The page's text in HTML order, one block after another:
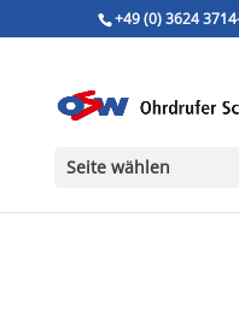
+49 (0) 3624
Seite wählen